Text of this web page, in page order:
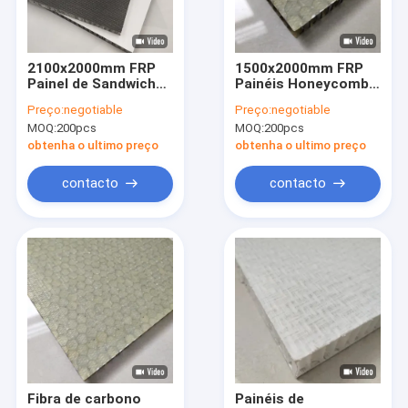
Sobre nós
Excursão da fábrica
Contacte-nos
Notícia
Painéis de alumínio do favo de mel
folha de alumínio do favo de mel
Favo de mel de alumínio
2100x2000mm FRP
Painel de Sandwich
núcleo de alumínio
Preço:negotiable
MOQ:200pcs
obtenha o ultimo preço
contacto
1500x2000mm FRP
Painéis Honeycomb,
Fiberglass Board
Preço:negotiable
MOQ:200pcs
obtenha o ultimo preço
contacto
Fibra de carbono
Painéis de